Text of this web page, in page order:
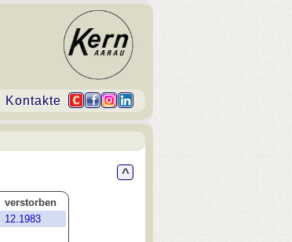
Kontakte
^
verstorben
12.1983